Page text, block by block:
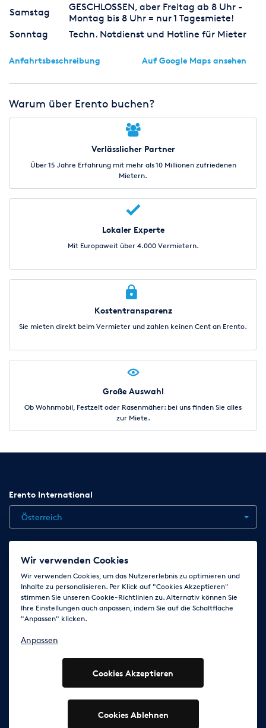
Samstag
GESCHLOSSEN, aber Freitag ab 8 Uhr -
Montag bis 8 Uhr = nur 1 Tagesmiete!
Sonntag
Techn. Notdienst und Hotline für Mieter
Anfahrtsbeschreibung Auf Google Maps ansehen
Warum über Erento buchen?
Verlässlicher Partner
Über 15 Jahre Erfahrung mit mehr als 10 Millionen zufriedenen
Mietern.
Lokaler Experte
Mit Europaweit über 4.000 Vermietern.
Kostentransparenz
Sie mieten direkt beim Vermieter und zahlen keinen Cent an Erento.
Große Auswahl
Ob Wohnmobil, Festzelt oder Rasenmäher: bei uns finden Sie alles
zur Miete.
Erento International
Österreich
Jobs Kontakt News
AGB
Impressum Cookie-Einstellungen ändern
Folge uns auf
© 2003 - 2026 Erento Campanda GmbH - Alle Rechte
vorbehalten
Ausgewiesene Marken gehören den jeweiligen Eigentümern.
Wir verwenden Cookies
Wir verwenden Cookies, um das Nutzererlebnis zu optimieren und
Inhalte zu personalisieren. Per Klick auf "Cookies Akzeptieren"
stimmen Sie unseren Cookie-Richtlinien zu. Alternativ können Sie
Ihre Einstellungen auch anpassen, indem Sie auf die Schaltfläche
"Anpassen" klicken.
Anpassen
Cookies Akzeptieren
Cookies Ablehnen